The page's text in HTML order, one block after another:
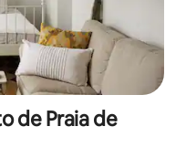
de Praia de